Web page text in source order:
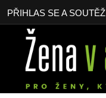
PŘIHLAS SE A SOUTĚŽ